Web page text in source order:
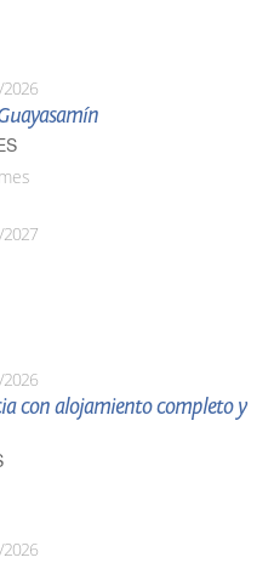
con alojamiento completo y